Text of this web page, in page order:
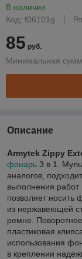
В наличии
Код: f06101g
85 руб.
Минимальная
Описание
Armytek Zippy
фонарь 3 в 1.
аналогов,
выполнения работ
позволяет
из нержавеющей
ремне.
пластиковая
использования
в креплении